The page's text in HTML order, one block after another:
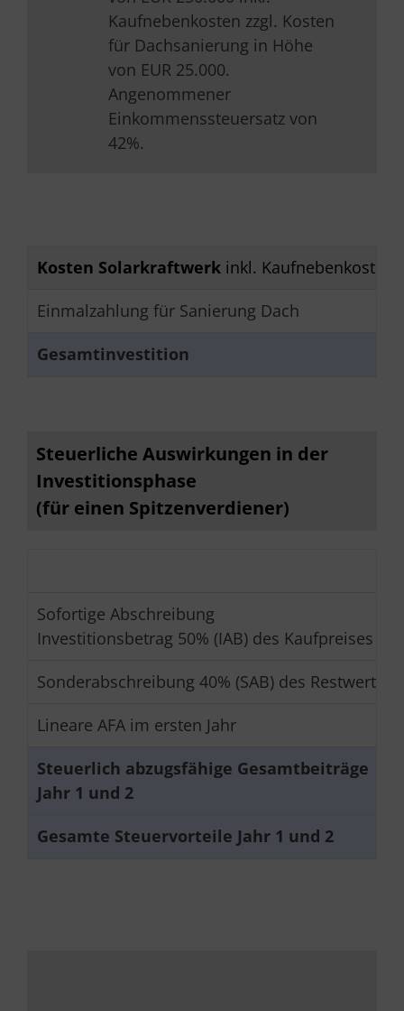
Kaufnebenkosten zzgl. Kosten
für Dachsanierung in Höhe
von EUR 25.000.
Angenommener
Einkommenssteuersatz von
42%.
Kosten Solarkraftwerk inkl. Kaufnebenkosten
Einmalzahlung für Sanierung Dach
Gesamtinvestition
Steuerliche Auswirkungen in der
Investitionsphase
(für einen Spitzenverdiener)
Sofortige Abschreibung
Investitionsbetrag 50% (IAB) des Kaufpreises
Sonderabschreibung 40% (SAB) des
Lineare AFA im ersten Jahr
Steuerlich abzugsfähige Gesamtbeiträge
Jahr 1 und 2
Gesamte Steuervorteile Jahr 1 und 2